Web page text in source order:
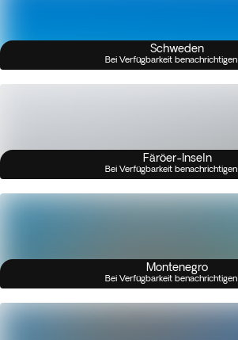
Schweden
Bei Verfügbarkeit benachrichtigen
Färöer-Inseln
Bei Verfügbarkeit benachrichtigen
Montenegro
Bei Verfügbarkeit benachrichtigen